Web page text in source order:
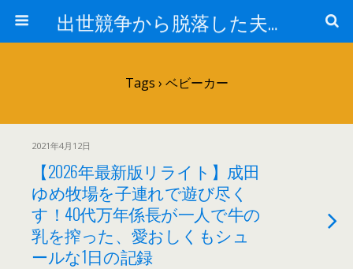
出世競争から脱落した夫と妻の日常
Tags › ベビーカー
2021年4月12日
【2026年最新版リライト】成田
ゆめ牧場を子連れで遊び尽く
す！40代万年係長が一人で牛の
乳を搾った、愛おしくもシュ
ールな1日の記録